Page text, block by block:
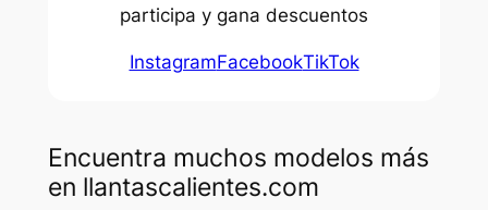
participa y gana descuentos
InstagramFacebookTikTok
Encuentra muchos modelos más
en llantascalientes.com